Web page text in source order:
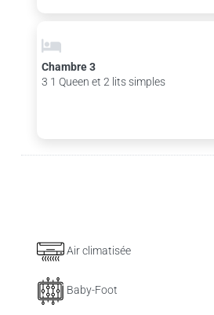
Chambre 3
3 1 Queen et 2 lits simples
Air climatisée
Baby-Foot